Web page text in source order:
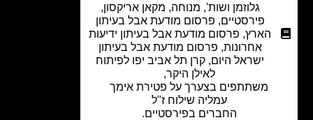
גלוזמן ושות',מנוחה, מקאן אריקסון ,
פירסטיים,פרסום מודעת אבל בעיתון
הארץ
פרסום מודעת אבל בעיתון ידיעות
אחרונות,פרסום מודעת אבל בעיתון
ישראל היום,קרן תל אביב יפו לפיתוח
לאילן היקר,
משתתפים בצערך על פטירת אימך
עמליה שילוח ז"ל
החברים בפירסטיים.